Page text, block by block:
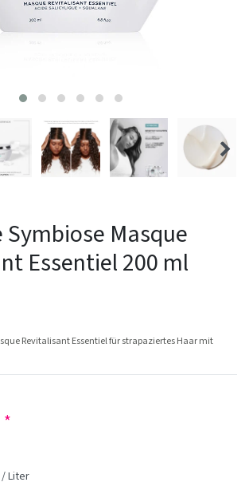
Symbiose Masque
Essentiel 200 ml
Revitalisant Essentiel für strapaziertes Haar mit
*
/ Liter